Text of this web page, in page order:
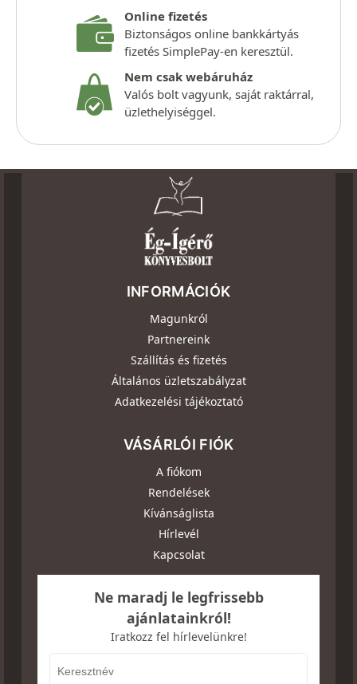
Online fizetés
Biztonságos online bankkártyás
fizetés SimplePay-en keresztül.
Nem csak webáruház
Valós bolt vagyunk, saját raktárral,
üzlethelyiséggel.
INFORMÁCIÓK
Magunkról
Partnereink
Szállítás és fizetés
Általános üzletszabályzat
Adatkezelési tájékoztató
VÁSÁRLÓI FIÓK
A fiókom
Rendelések
Kívánságlista
Hírlevél
Kapcsolat
Ne maradj le legfrissebb
ajánlatainkról!
Iratkozz fel hírlevelünkre!